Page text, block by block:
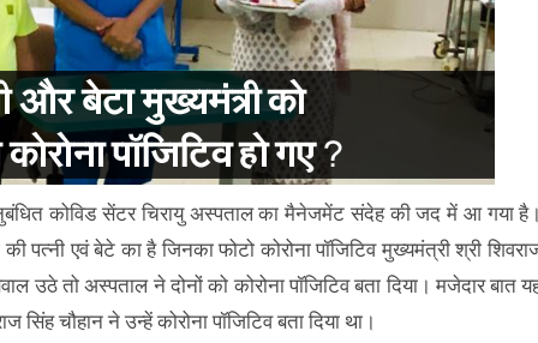
कोविड सेंटर चिरायु अस्पताल का मैनेजमेंट संदेह की जद में आ गया
पत्नी एवं बेटे का है जिनका फोटो कोरोना पॉजिटिव मुख्यमंत्री श्री
उठे तो अस्पताल ने दोनों को कोरोना पॉजिटिव बता दिया। मजेदार बात
चौहान ने उन्हें कोरोना पॉजिटिव बता दिया था।